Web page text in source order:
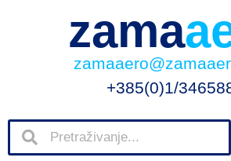
zama
+385(0)1/